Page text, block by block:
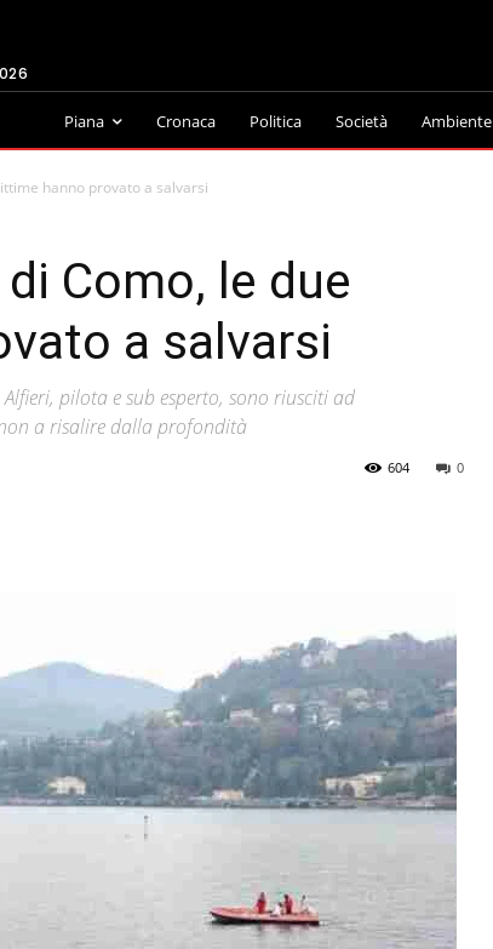
Piana Cronaca Politica Società Ambiente
hanno provato a salvarsi
Como, le due
a salvarsi
pilota e sub esperto, sono riusciti ad
a risalire dalla profondità
0
604